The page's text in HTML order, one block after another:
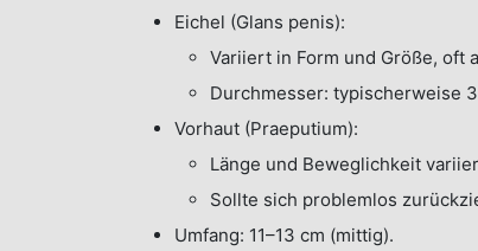
Eichel (Glans penis):
Variiert in Form und Größe, oft
Durchmesser: typischerweise
Vorhaut (Praeputium):
Länge und Beweglichkeit
Sollte sich problemlos
Umfang: 11–13 cm (mittig).